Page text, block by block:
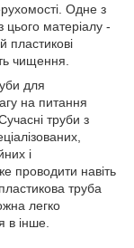
Одне з
цього матеріалу -
пластикові
чищення.
для
на питання
труби з
і
проводити навіть
труба
легко
в інше.